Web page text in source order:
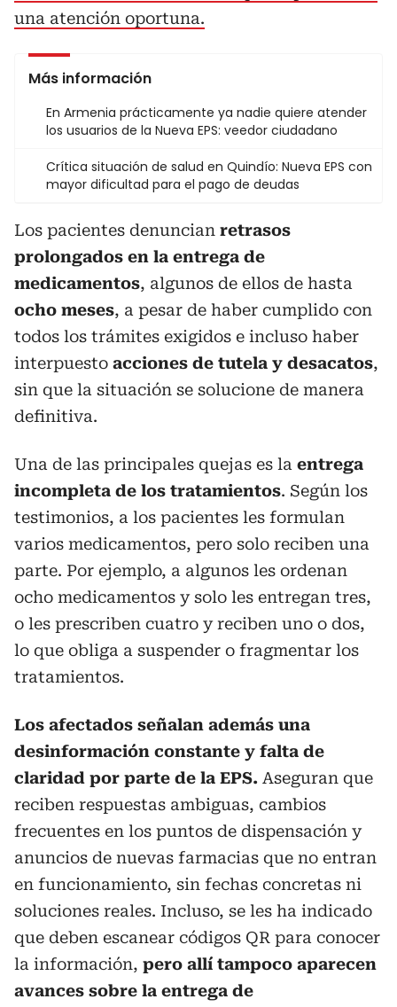
una atención oportuna.
Más información
En Armenia prácticamente ya nadie quiere atender
los usuarios de la Nueva EPS: veedor ciudadano
Crítica situación de salud en Quindío: Nueva EPS con
mayor dificultad para el pago de deudas
Los pacientes denuncian retrasos
prolongados en la entrega de
medicamentos, algunos de ellos de hasta
ocho meses, a pesar de haber cumplido con
todos los trámites exigidos e incluso haber
interpuesto acciones de tutela y desacatos,
sin que la situación se solucione de manera
definitiva.
Una de las principales quejas es la entrega
incompleta de los tratamientos. Según los
testimonios, a los pacientes les formulan
varios medicamentos, pero solo reciben una
parte. Por ejemplo, a algunos les ordenan
ocho medicamentos y solo les entregan tres,
o les prescriben cuatro y reciben uno o dos,
lo que obliga a suspender o fragmentar los
tratamientos.
Los afectados señalan además una
desinformación constante y falta de
claridad por parte de la EPS. Aseguran que
reciben respuestas ambiguas, cambios
frecuentes en los puntos de dispensación y
anuncios de nuevas farmacias que no entran
en funcionamiento, sin fechas concretas ni
soluciones reales. Incluso, se les ha indicado
que deben escanear códigos QR para conocer
la información, pero allí tampoco aparecen
avances sobre la entrega de